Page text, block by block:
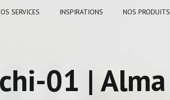
SERVICES INSPIRATIONS NOS PRODUITS
01 | Alma